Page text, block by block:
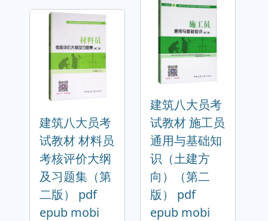
建筑八大员考
试教材 材料员
考核评价大纲
及习题集（第
二版） pdf
epub mobi
建筑八大员考
试教材 施工员
通用与基础知
识（土建方
向）（第二
版） pdf
epub mobi